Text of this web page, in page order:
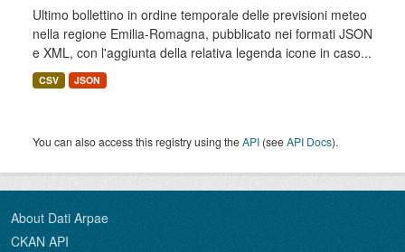
Ultimo bollettino in ordine temporale delle previsioni meteo
nella regione Emilia-Romagna, pubblicato nei formati JSON
e XML, con l'aggiunta della relativa legenda icone in caso...
CSV JSON
You can also access this registry using theAPI (seeAPI Docs).
About Dati Arpae
CKAN API